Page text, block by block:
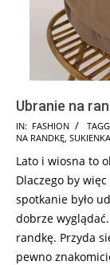
Ubranie na
2025-
10-
15
IN: FASHION
NA RANDKĘ
Lato i wiosna to
Dlaczego by
spotkanie było
dobrze
randkę. Przyda
pewno